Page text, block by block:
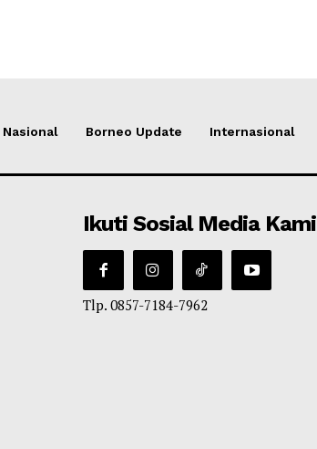
Nasional Borneo Update Internasional
Ikuti Sosial Media Kami
Tlp. 0857-7184-7962